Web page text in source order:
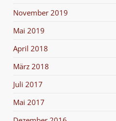
November 2019
Mai 2019
April 2018
März 2018
Juli 2017
Mai 2017